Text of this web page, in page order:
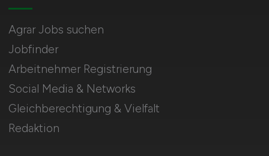
Agrar Jobs suchen
Jobfinder
Arbeitnehmer Registrierung
Social Media & Networks
Gleichberechtigung & Vielfalt
Redaktion